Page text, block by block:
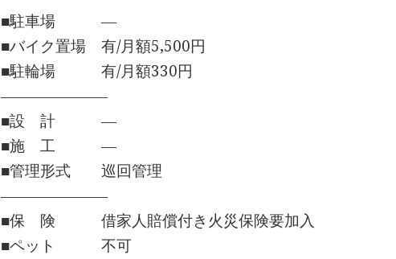
■駐車場 ―
■バイク置場 有/月額5,500円
■駐輪場 有/月額330円
―――――――
■設 計 ―
■施 工 ―
■管理形式 巡回管理
―――――――
■保 険 借家人賠償付き火災保険要加入
■ペット 不可